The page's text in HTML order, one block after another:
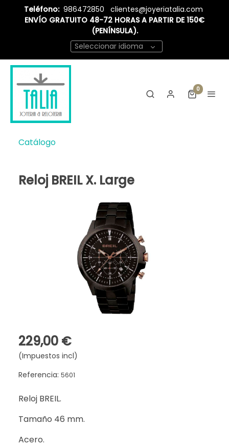
Teléfono: 986472850
clientes@joyeriatalia.com
ENVÍO GRATUITO 48-72 HORAS A PARTIR DE 150€
(PENÍNSULA).
Seleccionar idioma
0
Catálogo
Reloj BREIL X. Large
229,00 €
(Impuestos incl)
Referencia: 5601
Reloj BREIL.
Tamaño 46 mm.
Acero.